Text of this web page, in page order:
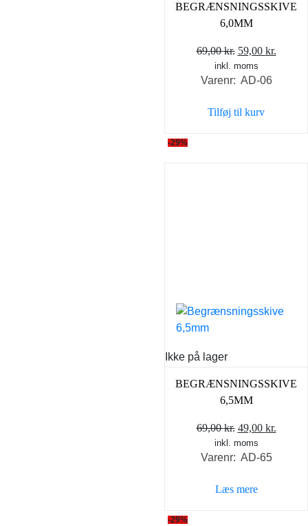
BEGRÆNSNINGSSKIVE
6,0MM
69,00kr. Den
oprindelige
pris
69,00 kr..
59,00 kr.
inkl. moms
Varenr: AD-06
Tilføj til kurv
-29%
Ikke på lager
BEGRÆNSNINGSSKIVE
6,5MM
69,00kr. Den
oprindelige
pris
69,00 kr..
49,00 kr.
inkl. moms
Varenr: AD-65
Læs mere
-29%